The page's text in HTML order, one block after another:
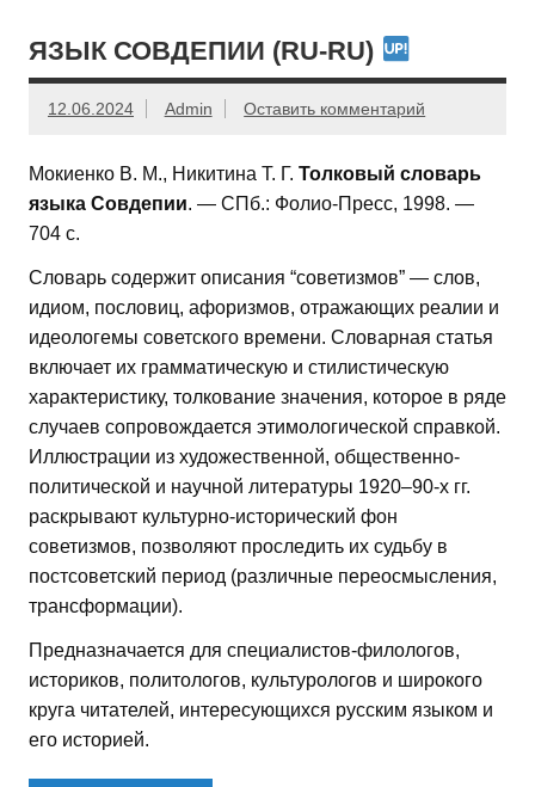
ЯЗЫК СОВДЕПИИ (RU-RU)
12.06.2024 Admin Оставить комментарий
Мокиенко В. М., Никитина Т. Г. Толковый словарь
языка Совдепии. — СПб.: Фолио-Пресс, 1998. —
704 с.
Словарь содержит описания “советизмов” — слов,
идиом, пословиц, афоризмов, отражающих реалии и
идеологемы советского времени. Словарная статья
включает их грамматическую и стилистическую
характеристику, толкование значения, которое в ряде
случаев сопровождается этимологической справкой.
Иллюстрации из художественной, общественно-
политической и научной литературы 1920–90-х гг.
раскрывают культурно-исторический фон
советизмов, позволяют проследить их судьбу в
постсоветский период (различные переосмысления,
трансформации).
Предназначается для специалистов-филологов,
историков, политологов, культурологов и широкого
круга читателей, интересующихся русским языком и
его историей.